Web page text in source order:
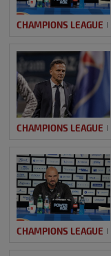
CHAMPIONS LEAGUE
CHAMPIONS LEAGUE
CHAMPIONS LEAGUE